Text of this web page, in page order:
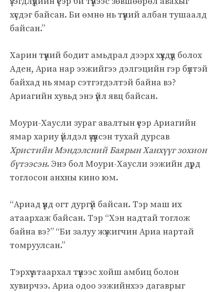
хүсдэг байсан. Би өмнө нь түүний албан тушаалд
байсан.”
Харин түүний бодит амьдрал дээрх хүүхдүүд болох
Аден, Ариа нар ээжийгээ дэлгэцийн гэр бүлтэй
байхад нь ямар сэтгэгдэлтэй байна вэ?
Ариагийн хувьд энэ үйл явц байсан.
Моури-Хаусли зураг авалтын үеэр Ариагийн
ямар хариу үйлдэл үзүүлсэн тухай дурсав
Христийн Мэндэлсний Баярын Ханхүүг зохион
бүтээсэн. Энэ бол Моури-Хаусли ээжийн дүрд
тоглосон анхны кино юм.
“Ариад үүнд огт дургүй байсан. Тэр маш их
атаархаж байсан. Тэр “Хэн надтай тоглож
байна вэ?” “Би залуу жүжигчин Ариа нартай
томруулсан.”
Тэрхүү атаархал түүнээс хойш амбиц болон
хувирчээ. Ариа одоо ээжийнхээ дагаврыг